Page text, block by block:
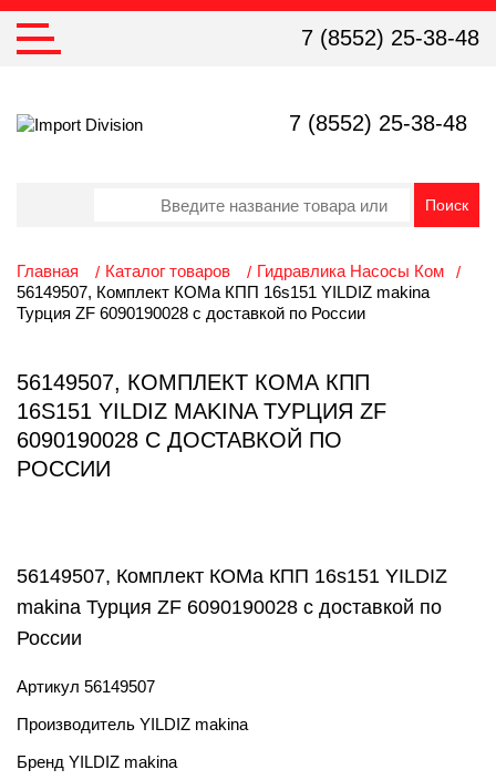
7 (8552) 25-38-48
7 (8552) 25-38-48
Главная Каталог товаров
Гидравлика Насосы Ком
56149507, Комплект КОМа КПП 16s151 YILDIZ makina
Турция ZF 6090190028 с доставкой по России
56149507, КОМПЛЕКТ КОМА КПП
16S151 YILDIZ MAKINA ТУРЦИЯ ZF
6090190028 С ДОСТАВКОЙ ПО
РОССИИ
56149507, Комплект КОМа КПП 16s151 YILDIZ
makina Турция ZF 6090190028 с доставкой по
России
Артикул 56149507
Производитель YILDIZ makina
Бренд YILDIZ makina